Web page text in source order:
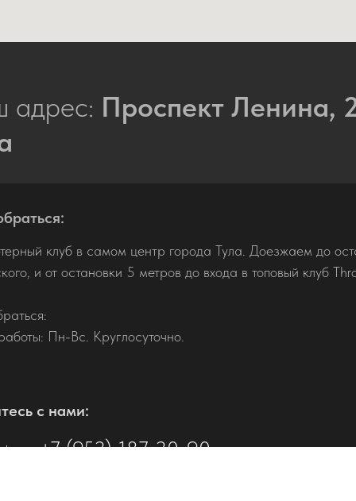
адрес: Проспект Ленина,
клуб в самом центр города Тула. Доезжаем до
и от остановки 5 метров до входа в топовый клуб
Пн-Вс. Круглосуточно.
с нами:
+7 (953) 187-30-90